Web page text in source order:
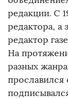
редакции. С
редактора, а
редактор
На
разных